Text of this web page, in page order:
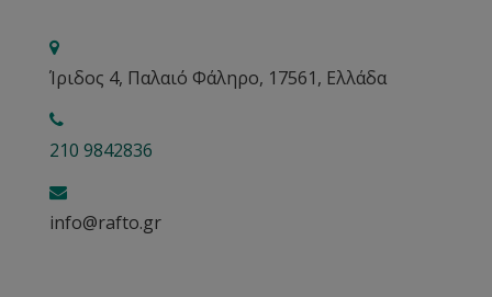
Ίριδος 4, Παλαιό Φάληρο, 17561, Ελλάδα
210 9842836
info@rafto.gr